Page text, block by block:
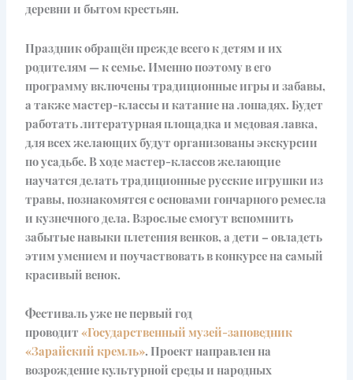
деревни и бытом крестьян.
Праздник обращён прежде всего к детям и их
родителям — к семье. Именно поэтому в его
программу включены традиционные игры и забавы,
а также мастер-классы и катание на лошадях. Будет
работать литературная площадка и медовая лавка,
для всех желающих будут организованы экскурсии
по усадьбе. В ходе мастер-классов желающие
научатся делать традиционные русские игрушки из
травы, познакомятся с основами гончарного ремесла
и кузнечного дела. Взрослые смогут вспомнить
забытые навыки плетения венков, а дети – овладеть
этим умением и поучаствовать в конкурсе на самый
красивый венок.
Фестиваль уже не первый год
проводит«Государственный музей-заповедник
«Зарайский кремль». Проект направлен на
возрождение культурной среды и народных